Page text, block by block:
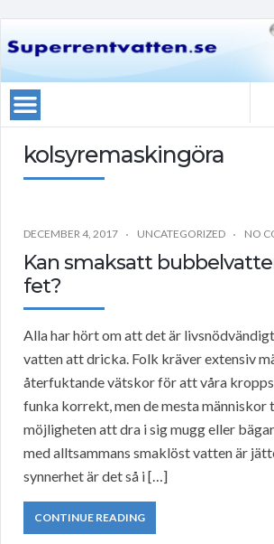
kolsyremaskingöra
DECEMBER 4, 2017 UNCATEGORIZED NO
Kan smaksatt
fet?
Alla har hört om att det är
vatten att dricka. Folk kräver extensiv
återfuktande vätskor för att våra
funka korrekt, men de mesta människor
möjligheten att dra i sig mugg eller
med alltsammans smaklöst vatten är
synnerhet är det så i […]
CONTINUE READING